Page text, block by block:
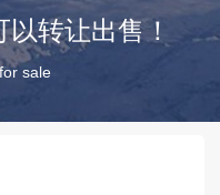
转让出售！
sale